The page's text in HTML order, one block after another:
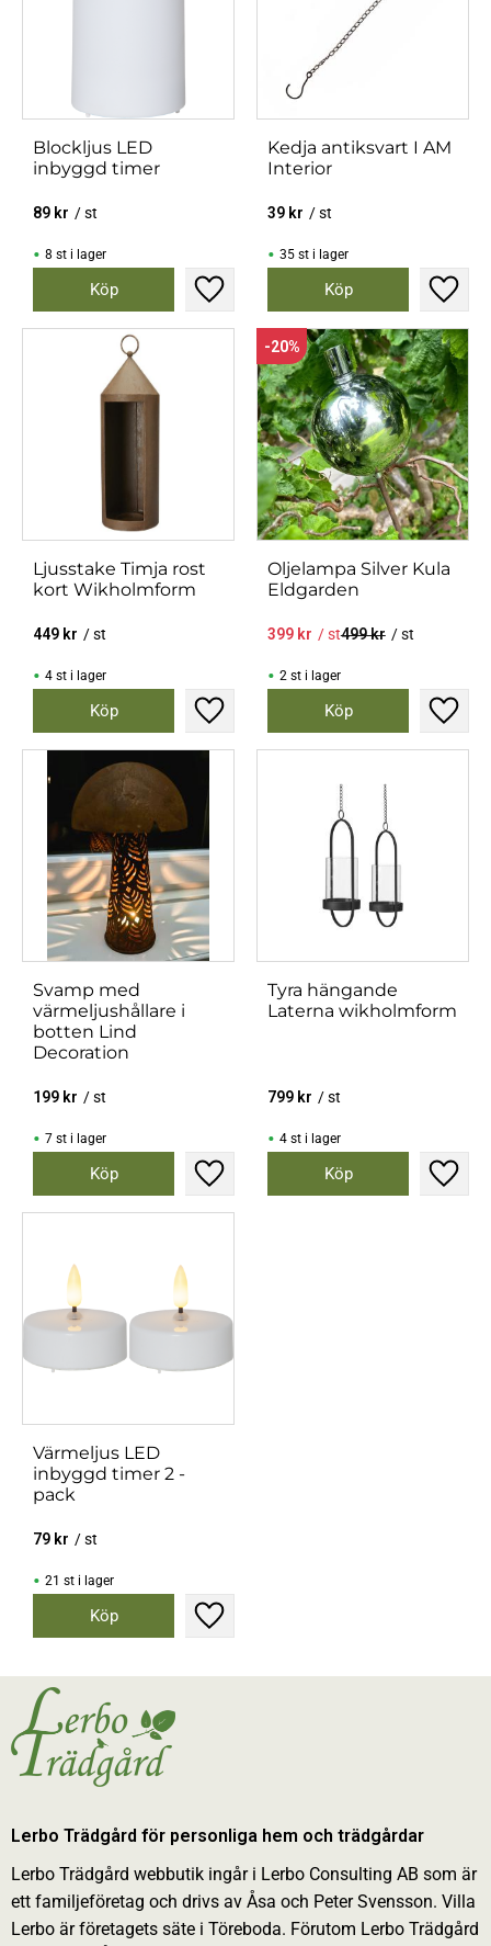
Blockljus LED
inbyggd timer
89 kr /st
Lägg till i favoriter
8 st i lager
Kedja antiksvart I AM
Interior
39 kr /st
Lägg
35 st i lager
Ljusstake Timja rost
kort Wikholmform
449 kr /st
Lägg till i favoriter
4 st i lager
Oljelampa Silver Kula
Eldgarden
399 kr /st499kr /st
20%
Lägg
2 st i lager
Svamp med
värmeljushållare i
botten Lind
Decoration
199 kr /st
Lägg till i favoriter
7 st i lager
Tyra hängande
Laterna wikholmform
799 kr /st
Lägg
4 st i lager
Värmeljus LED
inbyggd timer 2 -
pack
79 kr /st
Lägg till i favoriter
21 st i lager
Lerbo Trädgård för personliga hem och trädgårdar
Lerbo Trädgård webbutik ingår i Lerbo Consulting AB som är
ett familjeföretag och drivs av Åsa och Peter Svensson. Villa
Lerbo är företagets säte i Töreboda. Förutom Lerbo Trädgård